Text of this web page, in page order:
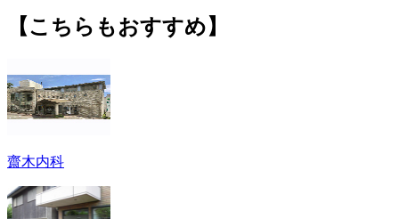
【こちらもおすすめ】
齋木内科